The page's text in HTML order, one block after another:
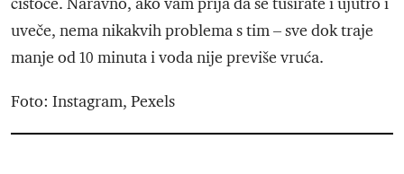
čistoće. Naravno, ako vam prija da se tuširate i ujutro i
uveče, nema nikakvih problema s tim – sve dok traje
manje od 10 minuta i voda nije previše vruća.
Foto: Instagram, Pexels